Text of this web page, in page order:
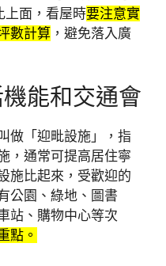
上面，看屋時要注意實
數計算 ，避免落入廣
能和交通會
做「迎毗設施」，指
，通常可提高居住寧
施比起來，受歡迎的
公園、綠地、圖書
站、購物中心等次
點。